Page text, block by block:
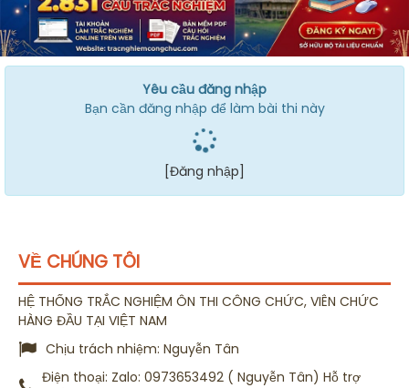
Yêu cầu đăng nhập
Bạn cần đăng nhập để làm bài thi này
[Đăng nhập]
VỀ CHÚNG TÔI
HỆ THỐNG TRẮC NGHIỆM ÔN THI CÔNG CHỨC, VIÊN CHỨC
HÀNG ĐẦU TẠI VIỆT NAM
Chịu trách nhiệm: Nguyễn Tân
Điện thoại: Zalo: 0973653492 ( Nguyễn Tân) Hỗ trợ